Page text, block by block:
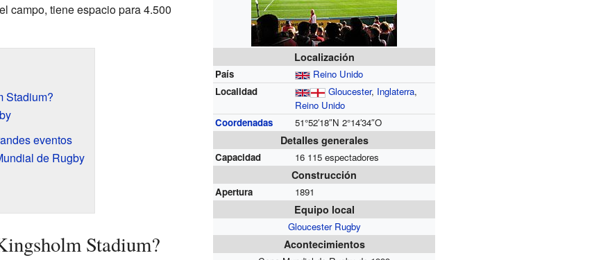
Localización
País
Reino Unido
Localidad
Gloucester, Inglaterra,
Reino Unido
Coordenadas
51°52′18″N 2°14′34″O
Detalles generales
Capacidad 16 115 espectadores
Construcción
Apertura 1891
Equipo local
Gloucester Rugby
Acontecimientos
campo, tiene espacio para 4.500
Stadium?
eventos
de Rugby
Stadium?